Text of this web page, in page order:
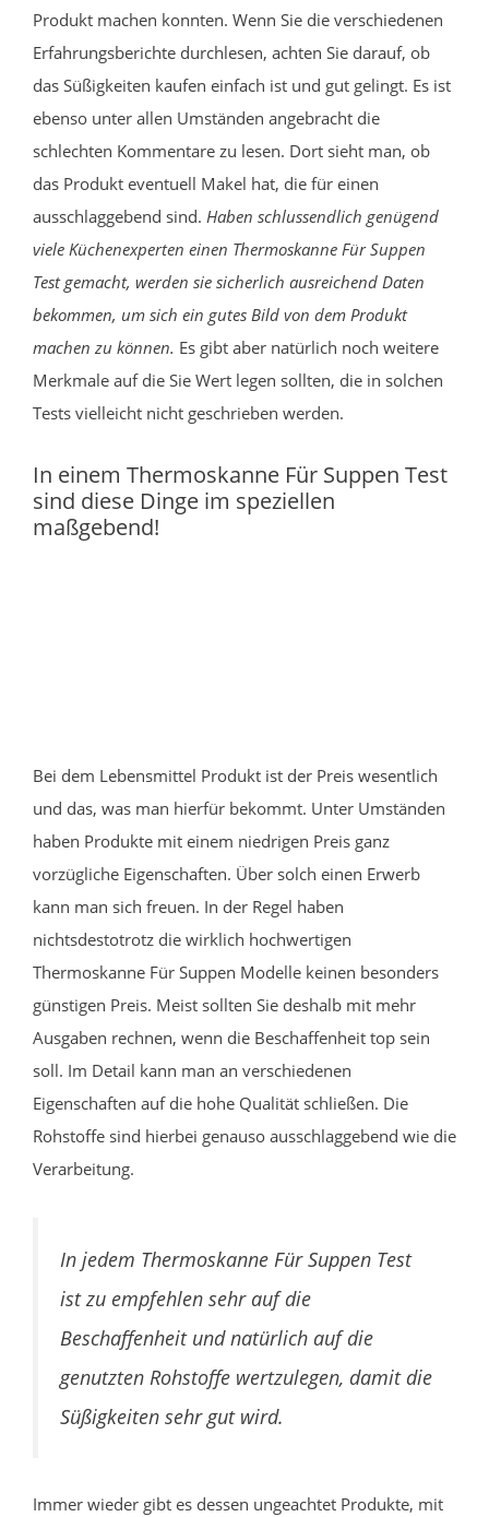
Produkt machen konnten. Wenn Sie die verschiedenen
Erfahrungsberichte durchlesen, achten Sie darauf, ob
das Süßigkeiten kaufen einfach ist und gut gelingt. Es ist
ebenso unter allen Umständen angebracht die
schlechten Kommentare zu lesen. Dort sieht man, ob
das Produkt eventuell Makel hat, die für einen
ausschlaggebend sind. Haben schlussendlich genügend
viele Küchenexperten einen Thermoskanne Für Suppen
Test gemacht, werden sie sicherlich ausreichend Daten
bekommen, um sich ein gutes Bild von dem Produkt
machen zu können. Es gibt aber natürlich noch weitere
Merkmale auf die Sie Wert legen sollten, die in solchen
Tests vielleicht nicht geschrieben werden.
In einem Thermoskanne Für Suppen Test
sind diese Dinge im speziellen
maßgebend!
Bei dem Lebensmittel Produkt ist der Preis wesentlich
und das, was man hierfür bekommt. Unter Umständen
haben Produkte mit einem niedrigen Preis ganz
vorzügliche Eigenschaften. Über solch einen Erwerb
kann man sich freuen. In der Regel haben
nichtsdestotrotz die wirklich hochwertigen
Thermoskanne Für Suppen Modelle keinen besonders
günstigen Preis. Meist sollten Sie deshalb mit mehr
Ausgaben rechnen, wenn die Beschaffenheit top sein
soll. Im Detail kann man an verschiedenen
Eigenschaften auf die hohe Qualität schließen. Die
Rohstoffe sind hierbei genauso ausschlaggebend wie die
Verarbeitung.
In jedem Thermoskanne Für Suppen Test
ist zu empfehlen sehr auf die
Beschaffenheit und natürlich auf die
genutzten Rohstoffe wertzulegen, damit die
Süßigkeiten sehr gut wird.
Immer wieder gibt es dessen ungeachtet Produkte, mit